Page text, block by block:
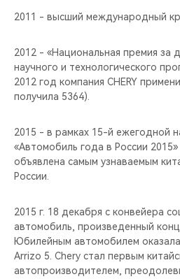
2011 - высший международный
2012 - «Национальная премия за
научного и технологического
2012 год компания CHERY
получила 5364).
2015 - в рамках 15-й ежегодной
«Автомобиль года в России
объявлена самым узнаваемым
России.
2015 г. 18 декабря с конвейера
автомобиль, произведенный
Юбилейным автомобилем
Arrizo 5. Chery стал первым
автопроизводителем,